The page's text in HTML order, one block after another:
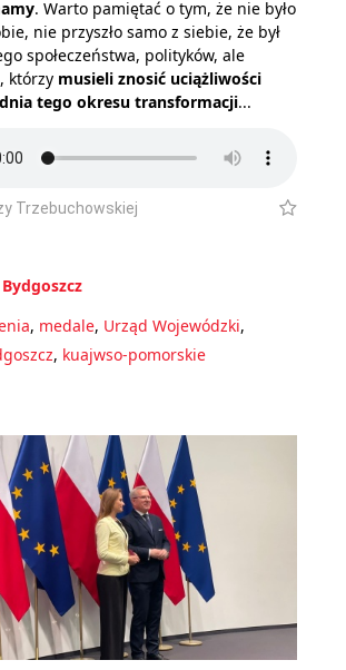
. Warto pamiętać o tym, że nie było
nie przyszło samo z siebie, że był
społeczeństwa, polityków, ale
którzy musieli znosić uciążliwości
tego okresu transformacji...
Trzebuchowskiej
Bydgoszcz
, medale, Urząd Wojewódzki,
, kuajwso-pomorskie